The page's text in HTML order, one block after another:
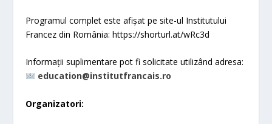
Programul complet este afișat pe site-ul Institutului
Francez din România: https://shorturl.at/wRc3d
Informații suplimentare pot fi solicitate utilizând adresa:
education@institutfrancais.ro
Organizatori: